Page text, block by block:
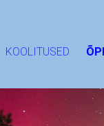
KOOLITUSED